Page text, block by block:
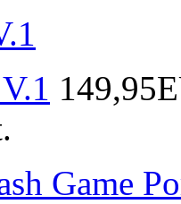
Game